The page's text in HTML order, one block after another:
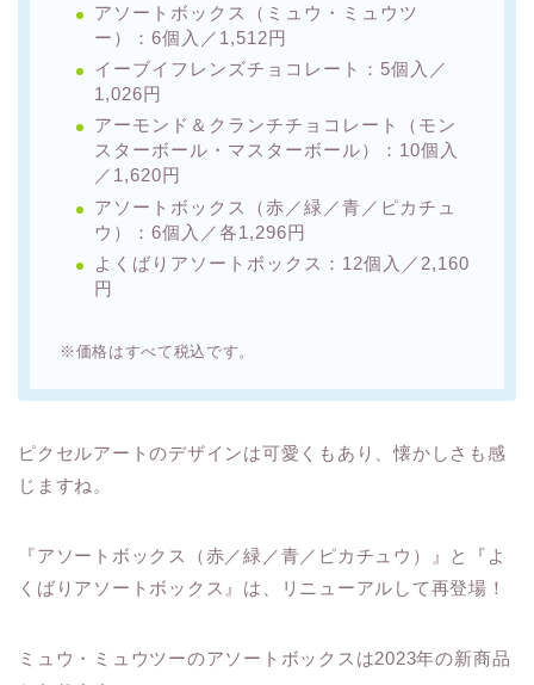
アソートボックス（ミュウ・ミュウツ
ー）：6個入／1,512円
イーブイフレンズチョコレート：5個入／
1,026円
アーモンド＆クランチチョコレート（モン
スターボール・マスターボール）：10個入
／1,620円
アソートボックス（赤／緑／青／ピカチュ
ウ）：6個入／各1,296円
よくばりアソートボックス：12個入／2,160
円
※価格はすべて税込です。
ピクセルアートのデザインは可愛くもあり、懐かしさも感
じますね。
『アソートボックス（赤／緑／青／ピカチュウ）』と『よ
くばりアソートボックス』は、リニューアルして再登場！
ミュウ・ミュウツーのアソートボックスは2023年の新商品